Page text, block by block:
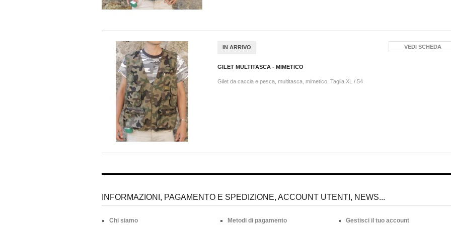
IN ARRIVO
GILET MULTITASCA - MIMETICO
Gilet da caccia e pesca, multitasca, mimetico. Taglia XL / 54
VEDI SCHEDA
INFORMAZIONI, PAGAMENTO E SPEDIZIONE, ACCOUNT UTENTI, NEWS...
Chi siamo Metodi di pagamento Gestisci il tuo account